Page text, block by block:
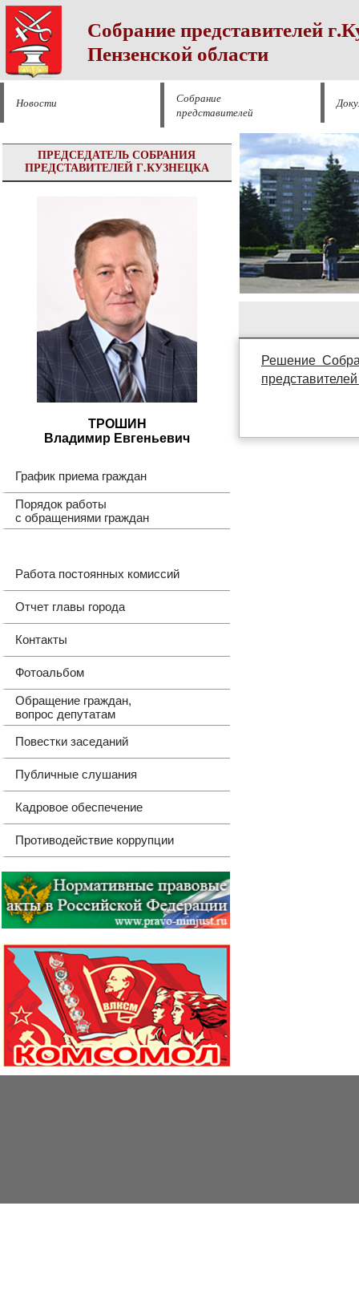
Собрание представителей
Пензенской области
Новости
Собрание
представителей
ПРЕДСЕДАТЕЛЬ СОБРАНИЯ
ПРЕДСТАВИТЕЛЕЙ Г.КУЗНЕЦКА
ТРОШИН
Владимир Евгеньевич
График приема граждан
Порядок работы
с обращениями граждан
Работа постоянных комиссий
Отчет главы города
Контакты
Фотоальбом
Обращение граждан,
вопрос депутатам
Повестки заседаний
Публичные слушания
Кадровое обеспечение
Противодействие коррупции
Решение